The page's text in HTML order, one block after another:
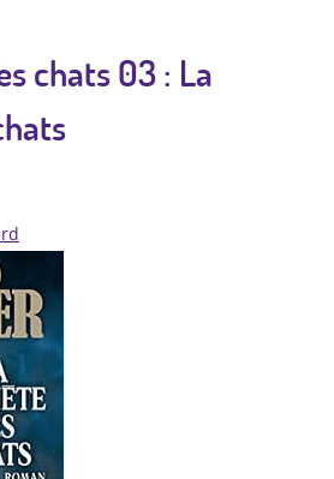
chats 03 : La